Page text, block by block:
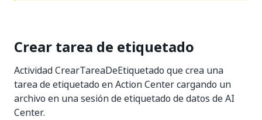
Crear tarea de etiquetado
Actividad CrearTareaDeEtiquetado que crea una
tarea de etiquetado en Action Center cargando un
archivo en una sesión de etiquetado de datos de AI
Center.